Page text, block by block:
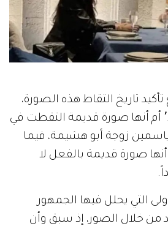
تاريخ التقاط هذه الصورة،
وإن كانت حديثة فعلاً٬ أم أنها صورة قديمة التقطت في
زوجة أبو هشيمة، فيما
أكد موقع القاهرة 24 أنها صورة قديمة بالفعل لا
التي يحلل فيها الجمهور
من خلال الصور، إذ سبق وأن